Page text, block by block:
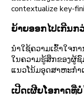
contextualize key-
ຍ້າຍອອກໄປເກີນກ
ນໍາໃຊ້ຄວາມເຂົ້າໃຈກາ
ໃນຄວາມຮູ້ສຶກຂອງຜູ້ຊົ
ແນວໂນ້ມອຸດສາຫະກໍາ
ເປີດເຜີຍໂອກາດທີ່